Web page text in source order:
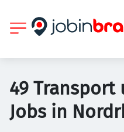
49 Transport
Jobs in